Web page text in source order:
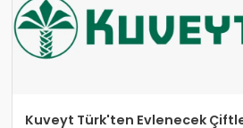
Kuveyt Türk'ten Evlenecek